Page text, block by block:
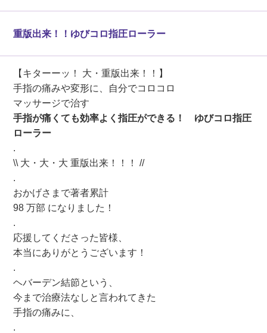
重版出来！！ゆびコロ指圧ローラー
【キターーッ！ 大・重版出来！！】
手指の痛みや変形に、自分でコロコロ
マッサージで治す
手指が痛くても効率よく指圧ができる！ ゆびコロ指圧
ローラー
.
\\ 大・大・大 重版出来！！！ //
.
おかげさまで著者累計
98 万部 になりました！
.
応援してくださった皆様、
本当にありがとうございます！
.
ヘバーデン結節という、
今まで治療法なしと言われてきた
手指の痛みに、
.